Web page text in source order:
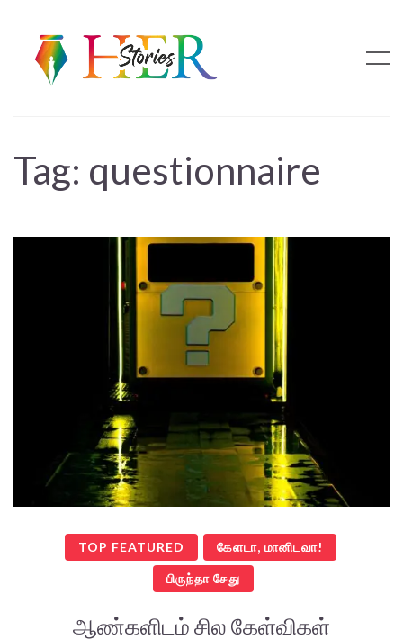
Tag: questionnaire
TOP FEATURED கேளடா, மானிடவா!
பிருந்தா சேது
ஆண்களிடம் சில கேள்விகள்